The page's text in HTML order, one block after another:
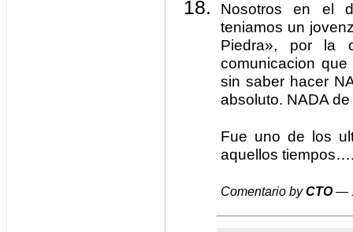
Nosotros en el
teniamos un
Piedra», por la
comunicacion
sin saber hacer
absoluto. NADA
Fue uno de los
aquellos
Comentario byCTO—